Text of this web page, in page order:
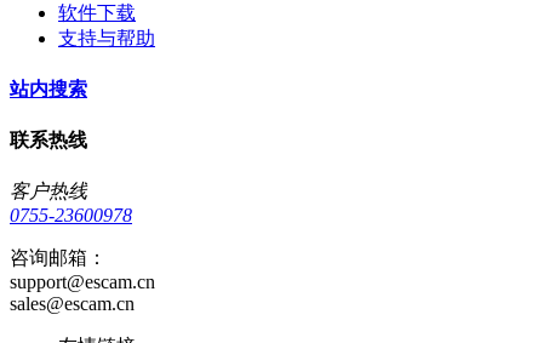
软件下载
支持与帮助
站内搜索
联系热线
客户热线
0755-23600978
咨询邮箱：
support@escam.cn
sales@escam.cn